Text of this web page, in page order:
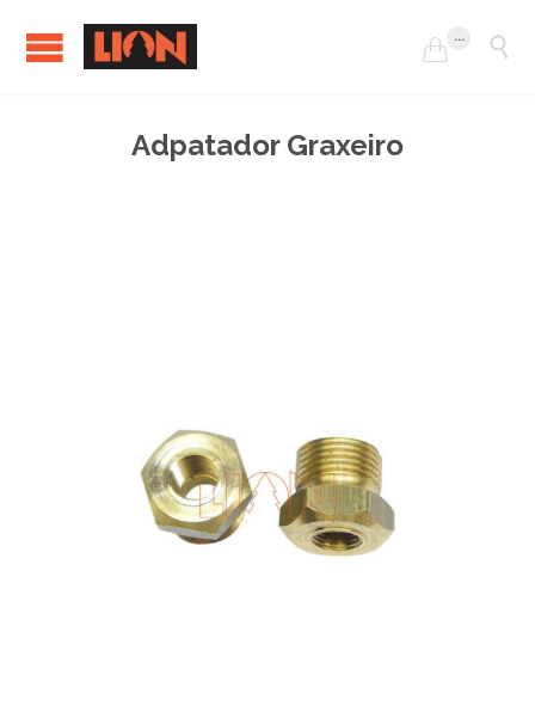

... 
Adpatador Graxeiro